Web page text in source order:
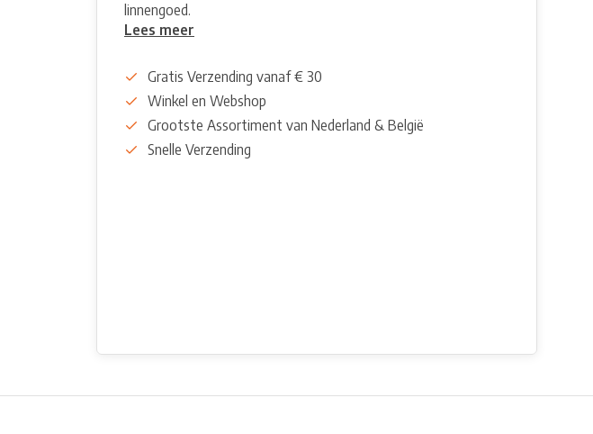
linnengoed.
Lees meer
Gratis Verzending vanaf € 30
Winkel en Webshop
Grootste Assortiment van Nederland & België
Snelle Verzending